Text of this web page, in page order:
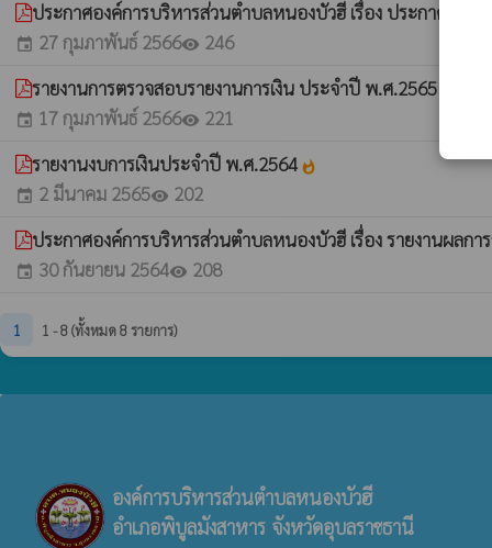
ประกาศองค์การบริหารส่วนตำบลหนองบัวฮี เรื่อง ประกาศรา
event 27 กุมภาพันธ์ 2566visibility 246
รายงานการตรวจสอบรายงานการเงิน ประจำปี พ.ศ.2565
event 17 กุมภาพันธ์ 2566visibility 221
รายงานงบการเงินประจำปี พ.ศ.2564 whatshot
event 2 มีนาคม 2565visibility 202
ประกาศองค์การบริหารส่วนตำบลหนองบัวฮี เรื่อง รายงานผล
event 30 กันยายน 2564visibility 208
1 1 - 8 (ทั้งหมด 8 รายการ)
องค์การบริหารส่วนตำบลหนองบัวฮี
อำเภอพิบูลมังสาหาร จังหวัดอุบลราชธานี